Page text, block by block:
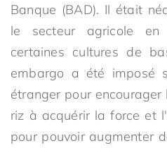
Banque (BAD). Il était
le secteur agricole
certaines cultures de
embargo a été imposé
étranger pour
riz à acquérir la force et
pour pouvoir augmenter